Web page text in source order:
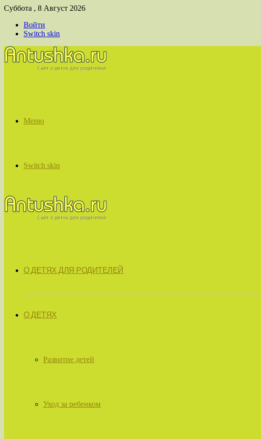
Суббота , 8 Август 2026
Войти
Switch skin
Меню
Switch skin
О ДЕТЯХ ДЛЯ РОДИТЕЛЕЙ
О ДЕТЯХ
Развитие детей
Уход за ребенком